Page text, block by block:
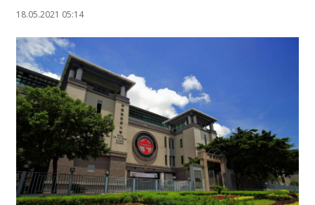
18.05.2021 05:14